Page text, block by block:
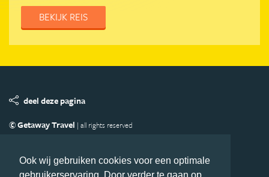
Ook wij gebruiken cookies voor een optimale
gebruikerservaring. Door verder te gaan op
BEKIJK REIS
deel deze pagina
© Getaway Travel | all rights reserved
Copyright
Privacy statement Disclaimer
Cookies